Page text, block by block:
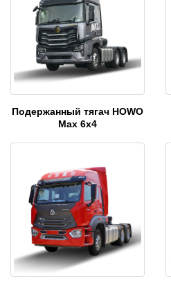
Подержанный тягач HOWO
Max 6x4